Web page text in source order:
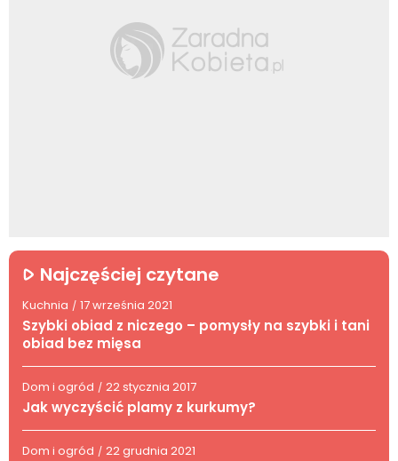
Najczęściej czytane
Kuchnia / 17 września 2021
Szybki obiad z niczego – pomysły na szybki i tani
obiad bez mięsa
Dom i ogród / 22 stycznia 2017
Jak wyczyścić plamy z kurkumy?
Dom i ogród / 22 grudnia 2021